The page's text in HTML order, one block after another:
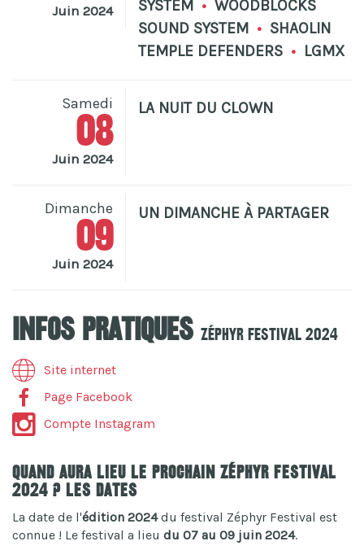
Juin 2024
SYSTEM • WOODBLOCKS
SOUND SYSTEM • SHAOLIN
TEMPLE DEFENDERS • LGMX
Samedi
08
Juin 2024
LA NUIT DU CLOWN
Dimanche
09
Juin 2024
UN DIMANCHE À PARTAGER
Infos pratiques Zéphyr Festival 2024
Site internet
Page Facebook
Compte Instagram
Quand aura lieu le prochain Zéphyr Festival
2024 ? Les dates
La date de l'édition 2024du festival Zéphyr Festival est
connue ! Le festival a lieu du 07 au 09 juin 2024.